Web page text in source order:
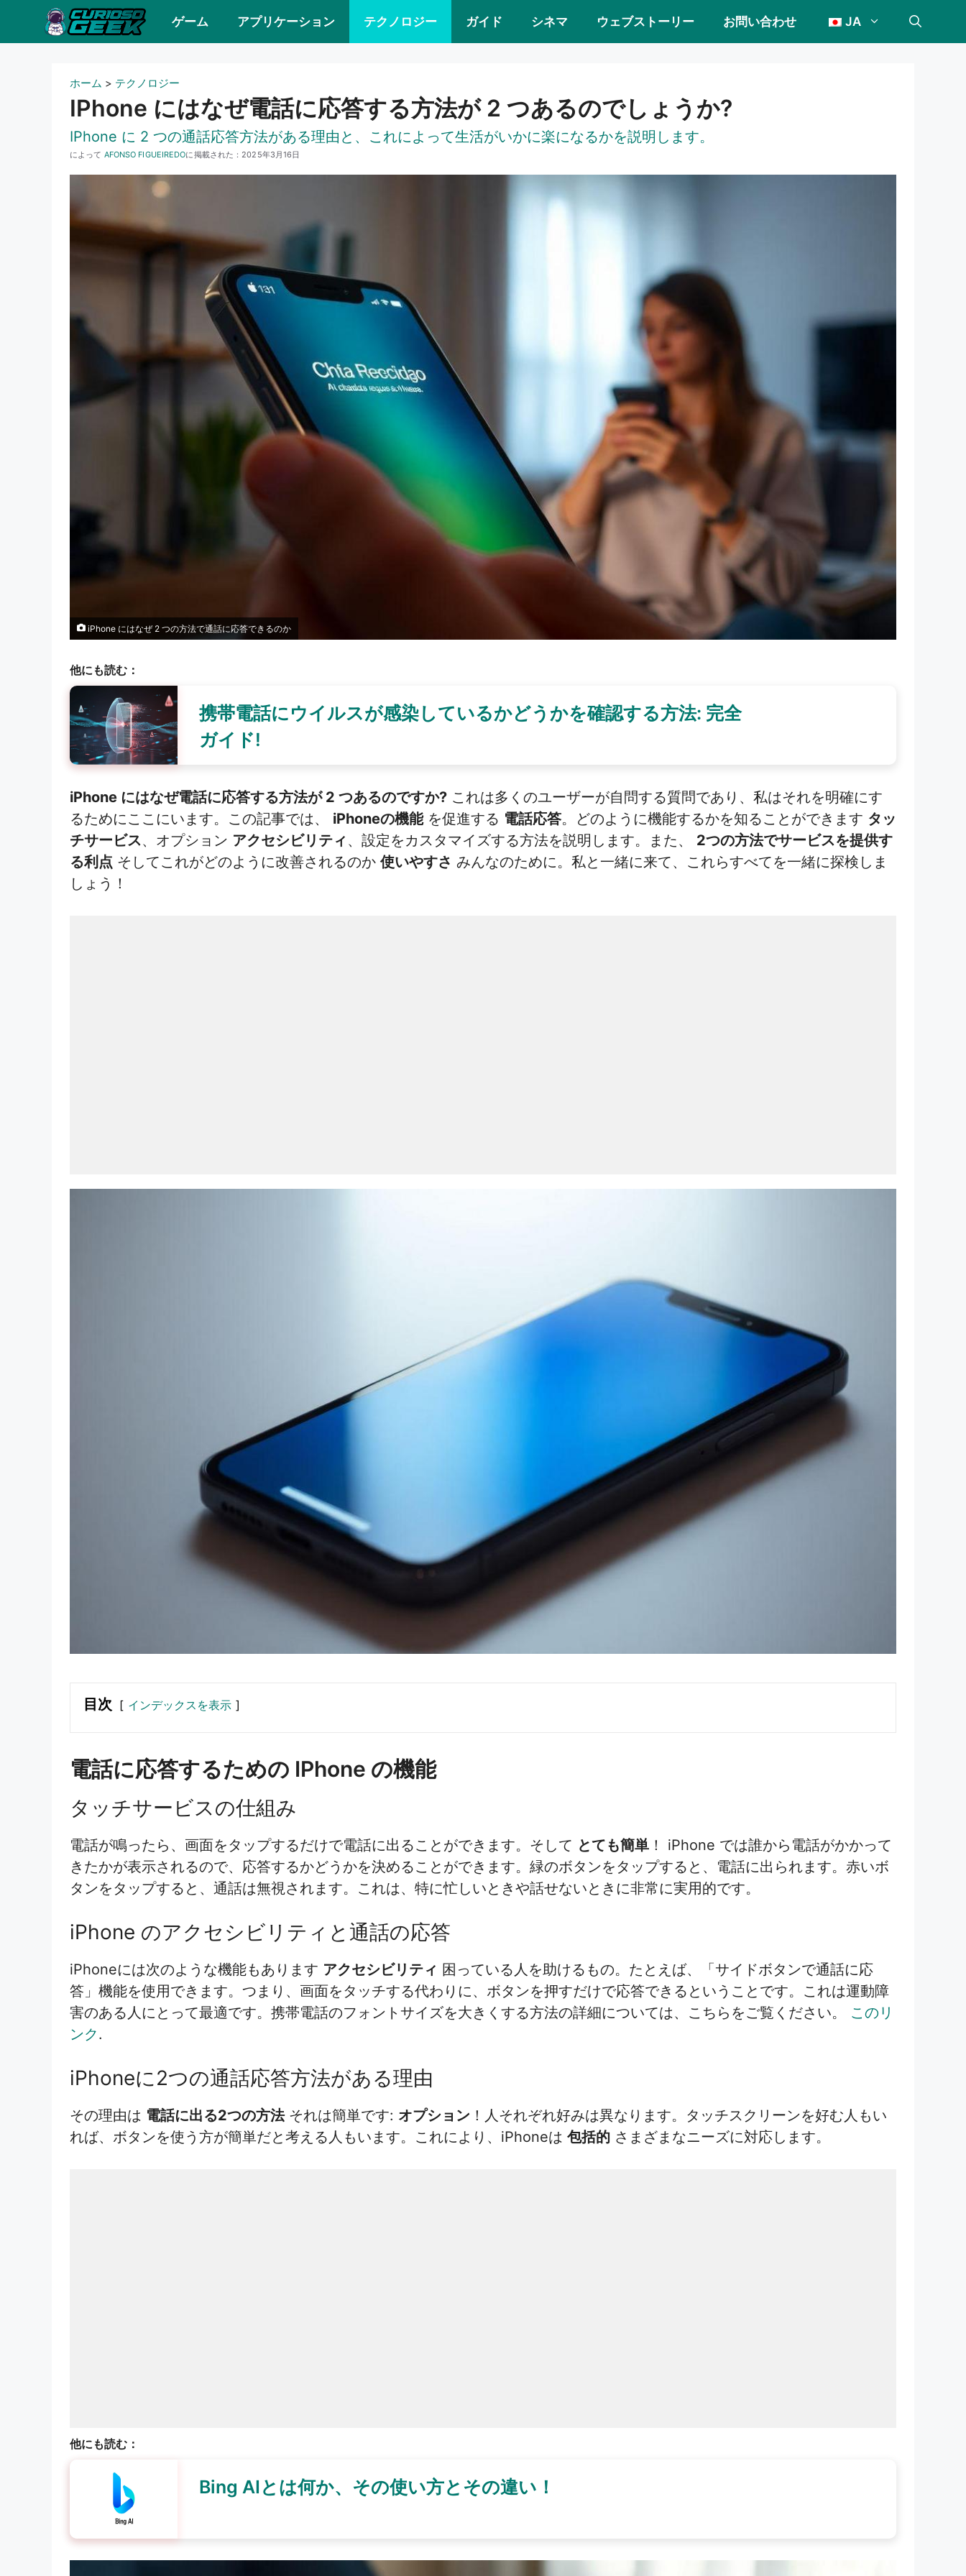
ゲーム アプリケーション テクノロジー ガイド シネマ ウェブストーリー お問い合わせ JA
ホーム > テクノロジー
IPhone にはなぜ電話に応答する方法が 2 つあるのでしょうか?
IPhone に 2 つの通話応答方法がある理由と、これによって生活がいかに楽になるかを説明します。
に掲載された： 2025年3月16日
によって AFONSO FIGUEIREDO
iPhone にはなぜ 2 つの方法で通話に応答できるのか
他にも読む：
携帯電話にウイルスが感染しているかどうかを確認する方法: 完全
ガイド!
iPhone にはなぜ電話に応答する方法が 2 つあるのですか? これは多くのユーザーが自問する質問であり、私はそれを明確にす
るためにここにいます。この記事では、 iPhoneの機能を促進する 電話応答。どのように機能するかを知ることができます タッ
チサービス、オプション アクセシビリティ 、設定をカスタマイズする方法を説明します。また、 2つの方法でサービスを提供す
る利点 そしてこれがどのように改善されるのか 使いやすさ みんなのために。私と一緒に来て、これらすべてを一緒に探検しま
しょう！
目次 インデックスを表示
電話に応答するための IPhone の機能
タッチサービスの仕組み
電話が鳴ったら、画面をタップするだけで電話に出ることができます。そして とても簡単 ！ iPhone では誰から電話がかかって
きたかが表示されるので、応答するかどうかを決めることができます。緑のボタンをタップすると、電話に出られます。赤いボ
タンをタップすると、通話は無視されます。これは、特に忙しいときや話せないときに非常に実用的です。
iPhone のアクセシビリティと通話の応答
iPhoneには次のような機能もあります アクセシビリティ 困っている人を助けるもの。たとえば、「サイドボタンで通話に応
答」機能を使用できます。つまり、画面をタッチする代わりに、ボタンを押すだけで応答できるということです。これは運動障
害のある人にとって最適です。携帯電話のフォントサイズを大きくする方法の詳細については、こちらをご覧ください。 このリ
ンク.
iPhoneに2つの通話応答方法がある理由
その理由は 電話に出る2つの方法それは簡単です: オプション ！人それぞれ好みは異なります。タッチスクリーンを好む人もい
れば、ボタンを使う方が簡単だと考える人もいます。これにより、iPhoneは 包括的 さまざまなニーズに対応します。
他にも読む：
Bing AIとは何か、その使い方とその違い！